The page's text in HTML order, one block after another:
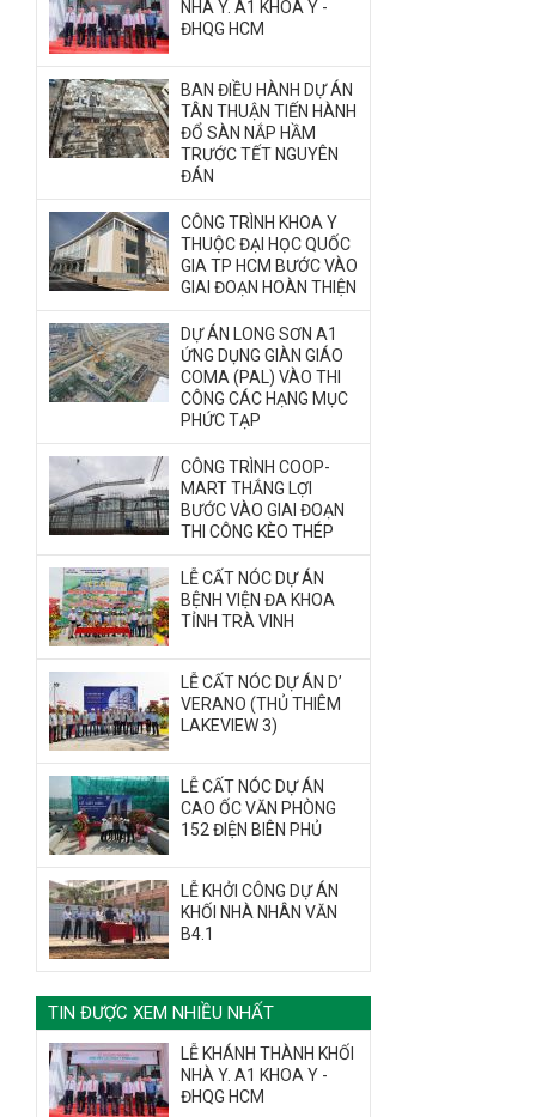
NHÀ Y. A1 KHOA Y -
ĐHQG HCM
BAN ĐIỀU HÀNH DỰ ÁN
TÂN THUẬN TIẾN HÀNH
ĐỔ SÀN NẮP HẦM
TRƯỚC TẾT NGUYÊN
ĐÁN
CÔNG TRÌNH KHOA Y
THUỘC ĐẠI HỌC QUỐC
GIA TP HCM BƯỚC VÀO
GIAI ĐOẠN HOÀN THIỆN
DỰ ÁN LONG SƠN A1
ỨNG DỤNG GIÀN GIÁO
COMA (PAL) VÀO THI
CÔNG CÁC HẠNG MỤC
PHỨC TẠP
CÔNG TRÌNH COOP-
MART THẮNG LỢI
BƯỚC VÀO GIAI ĐOẠN
THI CÔNG KÈO THÉP
LỄ CẤT NÓC DỰ ÁN
BỆNH VIỆN ĐA KHOA
TỈNH TRÀ VINH
LỄ CẤT NÓC DỰ ÁN D’
VERANO (THỦ THIÊM
LAKEVIEW 3)
LỄ CẤT NÓC DỰ ÁN
CAO ỐC VĂN PHÒNG
152 ĐIỆN BIÊN PHỦ
LỄ KHỞI CÔNG DỰ ÁN
KHỐI NHÀ NHÂN VĂN
B4.1
TIN ĐƯỢC XEM NHIỀU NHẤT
LỄ KHÁNH THÀNH KHỐI
NHÀ Y. A1 KHOA Y -
ĐHQG HCM